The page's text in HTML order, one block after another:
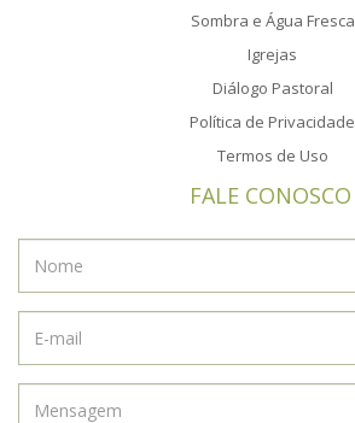
Sombra e Água Fresca
Igrejas
Diálogo Pastoral
Política de Privacidade
Termos de Uso
FALE CONOSCO